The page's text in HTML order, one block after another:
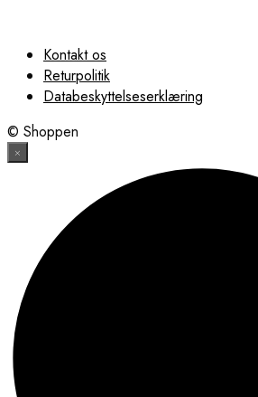
Kontakt os
Returpolitik
Databeskyttelseserklæring
© Shoppen
×